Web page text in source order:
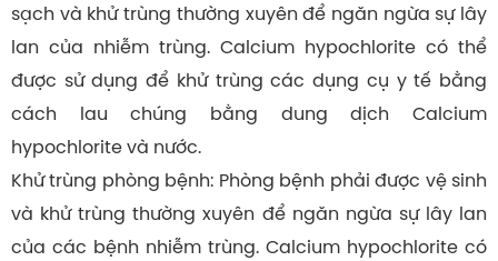
sạch và khử trùng thường xuyên để ngăn ngừa sự lây
lan của nhiễm trùng. Calcium hypochlorite có thể
được sử dụng để khử trùng các dụng cụ y tế bằng
cách lau chúng bằng dung dịch Calcium
hypochlorite và nước.
Khử trùng phòng bệnh: Phòng bệnh phải được vệ sinh
và khử trùng thường xuyên để ngăn ngừa sự lây lan
của các bệnh nhiễm trùng. Calcium hypochlorite có